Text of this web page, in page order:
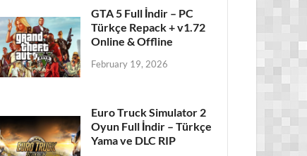
GTA 5 Full İndir – PC
Türkçe Repack + v1.72
Online & Offline
February 19, 2026
Euro Truck Simulator 2
Oyun Full İndir – Türkçe
Yama ve DLC RIP